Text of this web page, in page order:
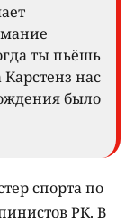
ты пьёшь
нас
было
спорта по
РК. В